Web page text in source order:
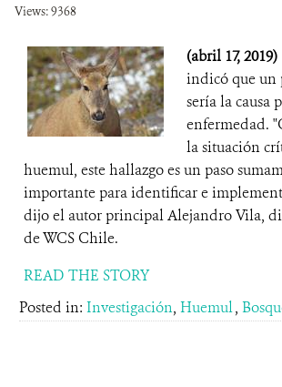
Views: 9368
(abril 17, 2019)
indicó que un
sería la causa
enfermedad.
la situación
huemul, este hallazgo es un paso
importante para identificar e
dijo el autor principal Alejandro Vila,
de WCS Chile.
READ THE STORY
Posted in: Investigación, Huemul,